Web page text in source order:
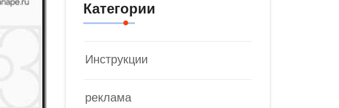
Категории
Инструкции
реклама